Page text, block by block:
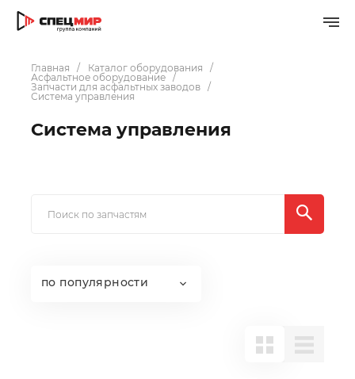
Главная
Каталог оборудования
Асфальтное оборудование
Запчасти для асфальтных заводов
Система управления
Система управления
по популярности